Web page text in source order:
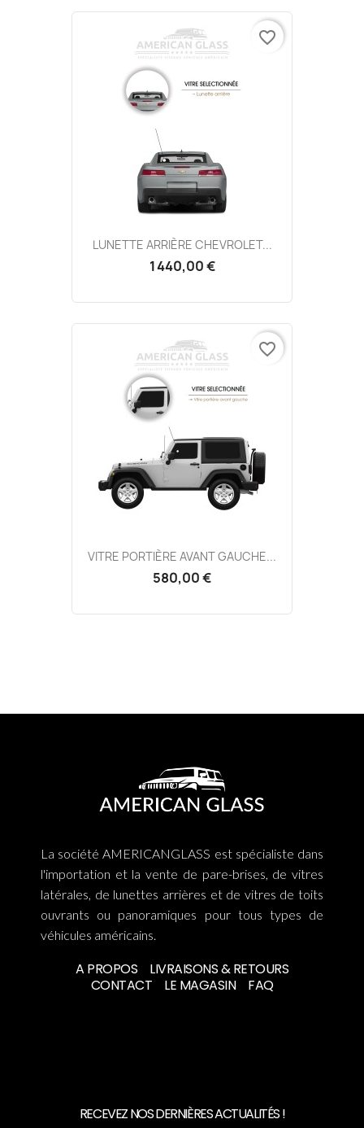
LUNETTE ARRIÈRE CHEVROLET...
1 440,00 €
favorite_border
VITRE PORTIÈRE AVANT GAUCHE...
580,00 €
favorite_border
La société AMERICANGLASS est spécialiste dans
l'importation et la vente de pare-brises, de vitres
latérales, de lunettes arrières et de vitres de toits
ouvrants ou panoramiques pour tous types de
véhicules américains.
A PROPOS
LIVRAISONS & RETOURS
CONTACT
LE MAGASIN FAQ
RECEVEZ NOS DERNIÈRES ACTUALITÉS !